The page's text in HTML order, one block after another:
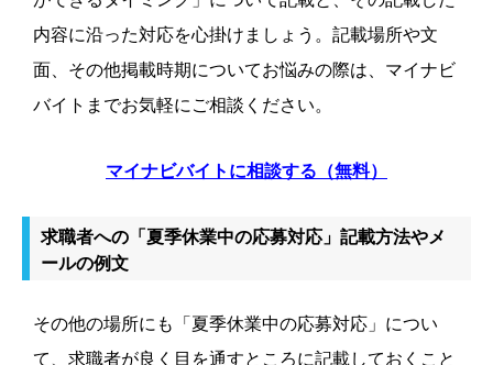
内容に沿った対応を心掛けましょう。記載場所や文
面、その他掲載時期についてお悩みの際は、マイナビ
バイトまでお気軽にご相談ください。
マイナビバイトに相談する（無料）
求職者への「夏季休業中の応募対応」記載方法やメ
ールの例文
その他の場所にも「夏季休業中の応募対応」につい
て、求職者が良く目を通すところに記載しておくこと